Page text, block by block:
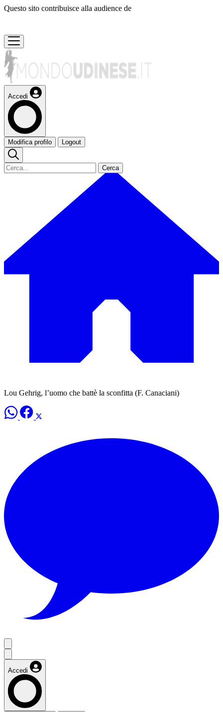
Questo sito contribuisce alla audience de
Accedi
Modifica profilo Logout
Cerca
Lou Gehrig, l’uomo che battè la sconfitta (F. Canaciani)
Accedi